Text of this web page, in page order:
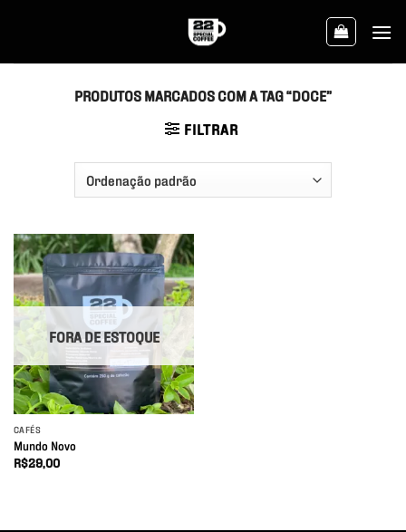
PRODUTOS MARCADOS COM A TAG “DOCE”
FILTRAR
FORA DE ESTOQUE
CAFÉS
Mundo Novo
R$29,00